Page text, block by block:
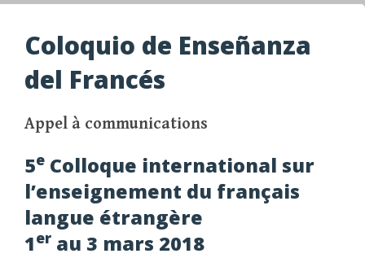
Coloquio de Enseñanza
del Francés
Appel à communications
5e Colloque international sur
l’enseignement du français
langue étrangère
1er au 3 mars 2018